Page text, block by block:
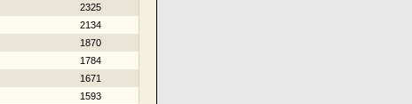
2325
2134
1870
1784
1671
1593